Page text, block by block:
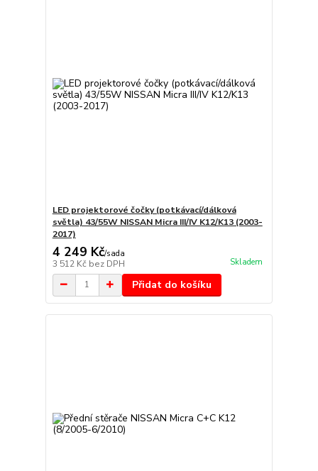
LED projektorové čočky (potkávací/dálková
světla) 43/55W NISSAN Micra III/IV K12/K13 (2003-
2017)
4 249 Kč/sada
3 512 Kč bez DPH Skladem
Přidat do košíku